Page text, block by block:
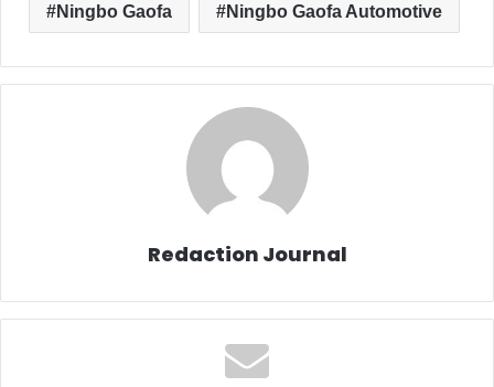
Ningbo Gaofa Ningbo Gaofa Automotive
Redaction Journal